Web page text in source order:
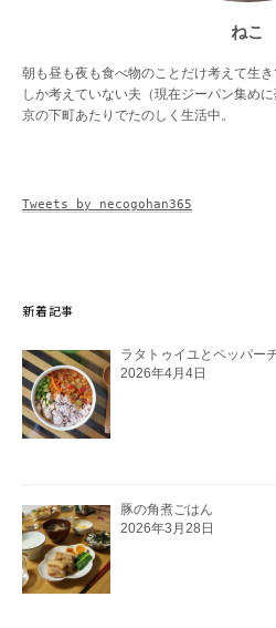
ねこ
朝も昼も夜も食べ物のことだけ考えて生
しか考えていない夫（現在ジーパン集め
京の下町あたりでたのしく生活中。
Tweets by necogohan365
新着記事
ラタトゥイユとペッパー
2026年4月4日
豚の角煮ごはん
2026年3月28日